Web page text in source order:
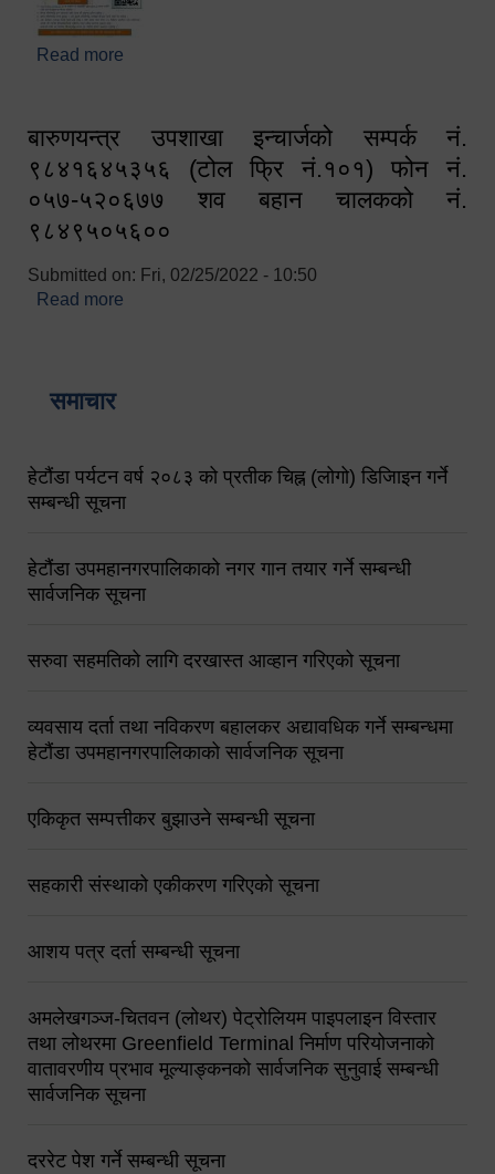
Read more
बारुणयन्त्र उपशाखा इन्चार्जको सम्पर्क नं.
९८४१६४५३५६ (टोल फ्रि नं.१०१) फोन नं.
०५७-५२०६७७ शव बहान चालकको नं.
९८४९५०५६००
Submitted on: Fri, 02/25/2022 - 10:50
Read more
समाचार
हेटौंडा पर्यटन वर्ष २०८३ को प्रतीक चिह्न (लोगो) डिजिाइन गर्ने
सम्बन्धी सूचना
हेटौंडा उपमहानगरपालिकाको नगर गान तयार गर्ने सम्बन्धी
सार्वजनिक सूचना
सरुवा सहमतिको लागि दरखास्त आव्हान गरिएको सूचना
व्यवसाय दर्ता तथा नविकरण बहालकर अद्यावधिक गर्ने सम्बन्धमा
हेटौंडा उपमहानगरपालिकाको सार्वजनिक सूचना
एकिकृत सम्पत्तीकर बुझाउने सम्बन्धी सूचना
सहकारी संस्थाको एकीकरण गरिएको सूचना
आशय पत्र दर्ता सम्बन्धी सूचना
अमलेखगञ्ज-चितवन (लोथर) पेट्रोलियम पाइपलाइन विस्तार
तथा लोथरमा Greenfield Terminal निर्माण परियोजनाको
वातावरणीय प्रभाव मूल्याङ्कनको सार्वजनिक सुनुवाई सम्बन्धी
सार्वजनिक सूचना
दररेट पेश गर्ने सम्बन्धी सूचना